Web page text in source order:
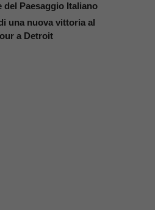
Paesaggio Italiano
una nuova vittoria al
a Detroit